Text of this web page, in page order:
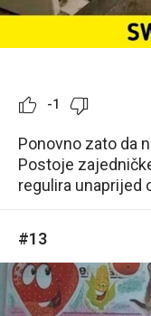
-1
Ponovno zato da
Postoje
regulira unaprijed
#13